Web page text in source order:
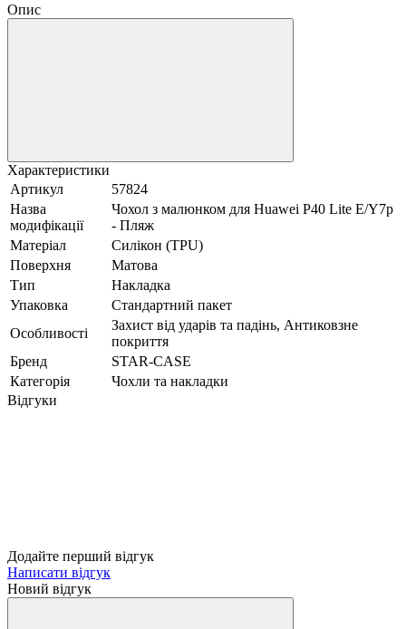
Опис
Характеристики
Артикул
57824
Назва
модифікації
Чохол з малюнком для Huawei P40 Lite E/Y7p
- Пляж
Матеріал
Силікон (TPU)
Поверхня
Матова
Тип
Накладка
Упаковка
Стандартний пакет
Особливості
Захист від ударів та падінь, Антиковзне
покриття
Бренд
STAR-CASE
Категорія
Чохли та накладки
Відгуки
Додайте перший відгук
Написати відгук
Новий відгук